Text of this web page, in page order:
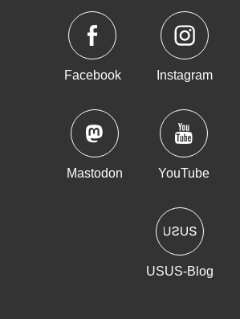
Facebook Instagram
Mastodon YouTube
USUS-Blog